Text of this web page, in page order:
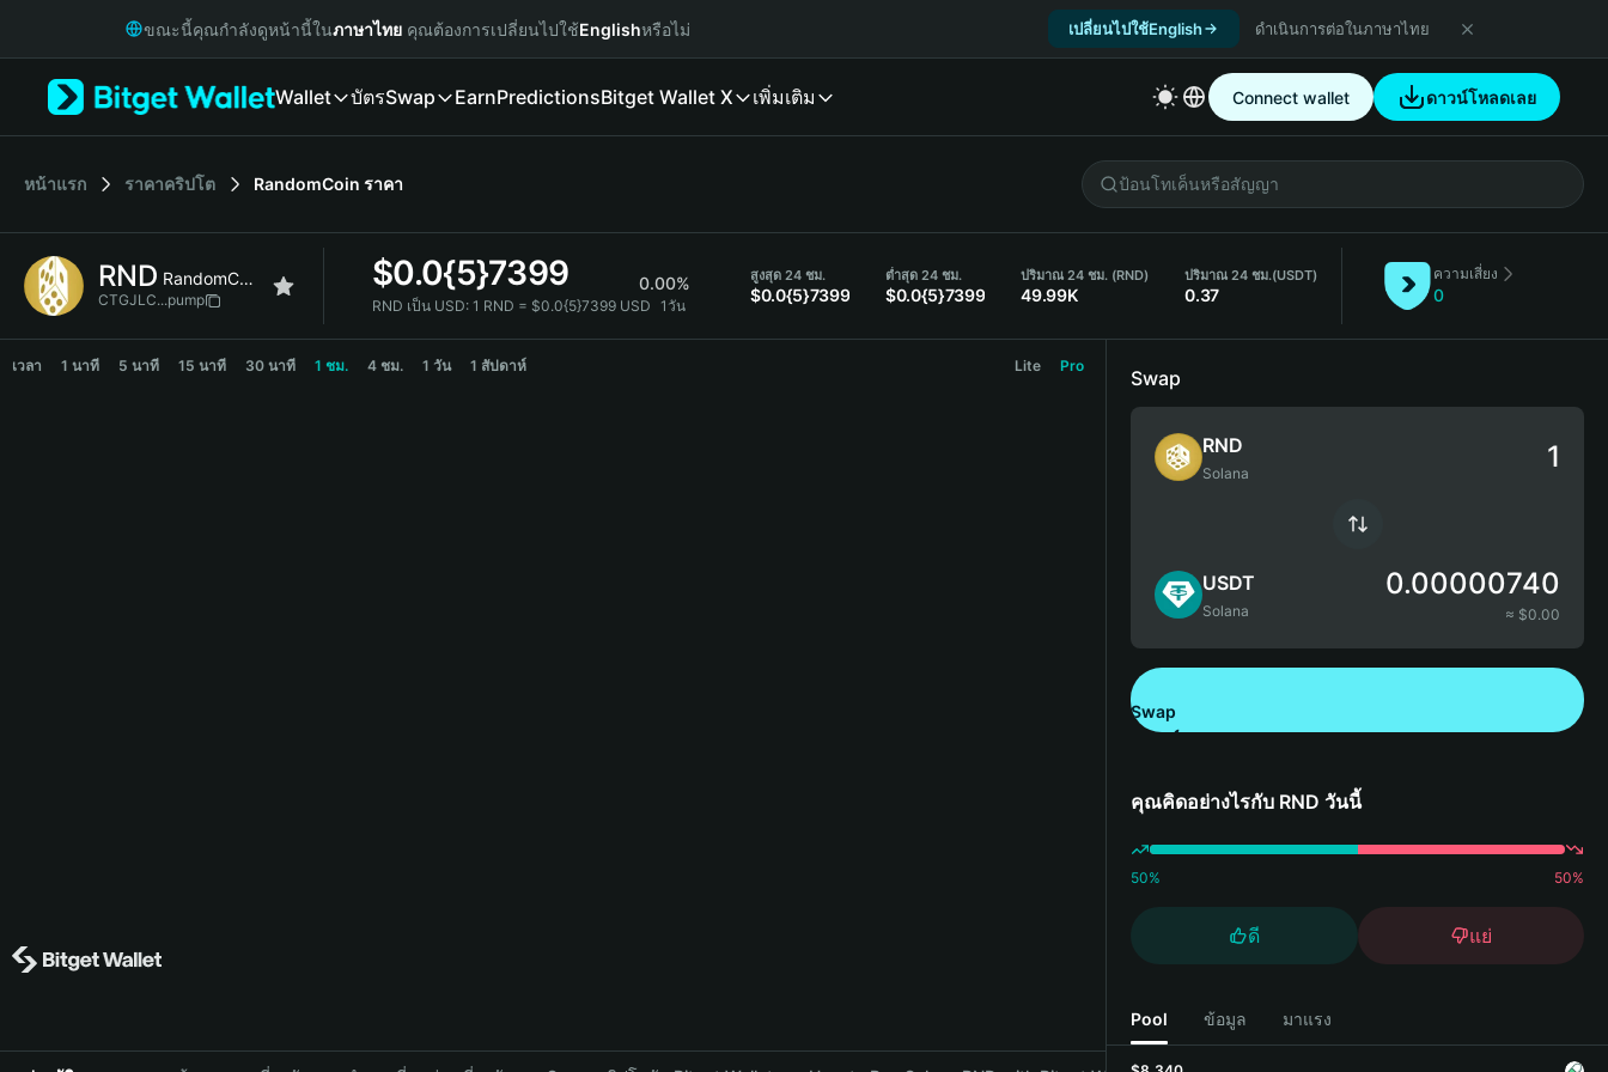
Русский
Italiano
简体中文
繁體中文
Bahasa Indonesia
ขณะนี้คุณกำลังดูหน้านี้ในภาษาไทย คุณต้องการเปลี่ยนไปใช้Englishหรือไม่ เปลี่ยนไปใช้English ดำเนินการต่อในภาษาไทย
Wallet บัตรSwap EarnPredictionsBitget Wallet X เพิ่มเติม Connect wallet ดาวน์โหลดเลย
หน้าแรก ราคาคริปโต RandomCoin ราคา
RND RandomCoin
CTGJLC...pump
$0.0{5}7399 0.00%
RND เป็น USD: 1 RND = $0.0{5}7399 USD 1วัน
สูงสุด 24 ชม.
$0.0{5}7399
ต่ำสุด 24 ชม.
$0.0{5}7399
ปริมาณ 24 ชม. (RND)
49.99K
ปริมาณ 24 ชม.(USDT)
0.37
ความเสี่ยง
0
RND Price Chart
เวลา 1 นาที 5 นาที 15 นาที 30 นาที 1 ชม. 4 ชม. 1 วัน 1 สัปดาห์ Lite Pro
Swap
RND
Solana
USDT
Solana
0.00000740
≈ $0.00
Swap
คุณคิดอย่างไรกับ RND วันนี้
50% 50%
ดี แย่
Pool ข้อมูล มาแรง